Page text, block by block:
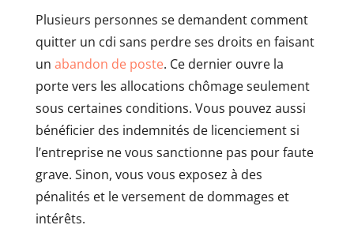
Plusieurs personnes se demandent comment
quitter un cdi sans perdre ses droits en faisant
un abandon de poste. Ce dernier ouvre la
porte vers les allocations chômage seulement
sous certaines conditions. Vous pouvez aussi
bénéficier des indemnités de licenciement si
l’entreprise ne vous sanctionne pas pour faute
grave. Sinon, vous vous exposez à des
pénalités et le versement de dommages et
intérêts.